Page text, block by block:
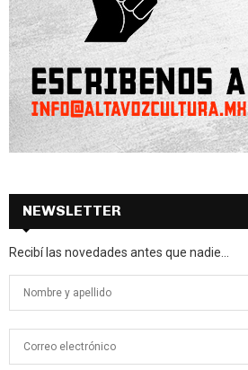
NEWSLETTER
Recibí las novedades antes que nadie...